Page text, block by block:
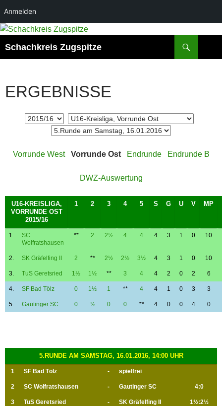
Anmelden
Zum
springen
Schachkreis Zugspitze
ERGEBNISSE
Vorrunde West Vorrunde Ost Endrunde Endrunde B
DWZ-Auswertung
U16-KREISLIGA,
VORRUNDE OST
2015/16
1 2 3 4 5 S G U V MP
1.
SC
Wolfratshausen
** 2 2½ 4 4 4 3 1 0 10
2. SK Gräfelfing II 2 ** 2½ 2½ 3½ 4 3 1 0 10
3. TuS Geretsried 1½ 1½ ** 3 4 4 2 0 2 6
4. SF Bad Tölz 0 1½ 1 ** 4 4 1 0 3 3
5. Gautinger SC 0 ½ 0 0 ** 4 0 0 4 0
5.RUNDE AM SAMSTAG, 16.01.2016, 14:00 UHR
1 SF Bad Tölz - spielfrei
2 SC Wolfratshausen - Gautinger SC 4:0
3 TuS Geretsried - SK Gräfelfing II 1½:2½